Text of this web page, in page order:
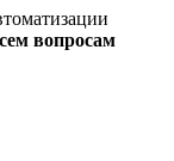
вопросам